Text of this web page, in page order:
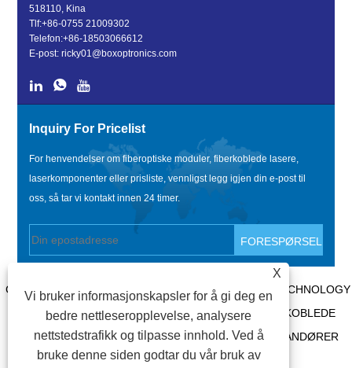
518110, Kina
Tlf:+86-0755 21009302
Telefon:+86-18503066612
E-post:ricky01@boxoptronics.com
Inquiry For Pricelist
For henvendelser om fiberoptiske moduler, fiberkoblede lasere,
laserkomponenter eller prisliste, vennligst legg igjen din e-post til
oss, så tar vi kontakt innen 24 timer.
COPYRIGHT @ 2020 SHENZHEN BOX OPTRONICS TECHNOLOGY
CO., LTD. - KINA FIBEROPTISKE MODULER, FIBERKOBLEDE
LASERPRODUSENTER, LASERKOMPONENTLEVERANDØRER
ALLE RETTIGHETER RESERVERT.
X
Vi bruker informasjonskapsler for å gi deg en
bedre nettleseropplevelse, analysere
nettstedstrafikk og tilpasse innhold. Ved å
bruke denne siden godtar du vår bruk av